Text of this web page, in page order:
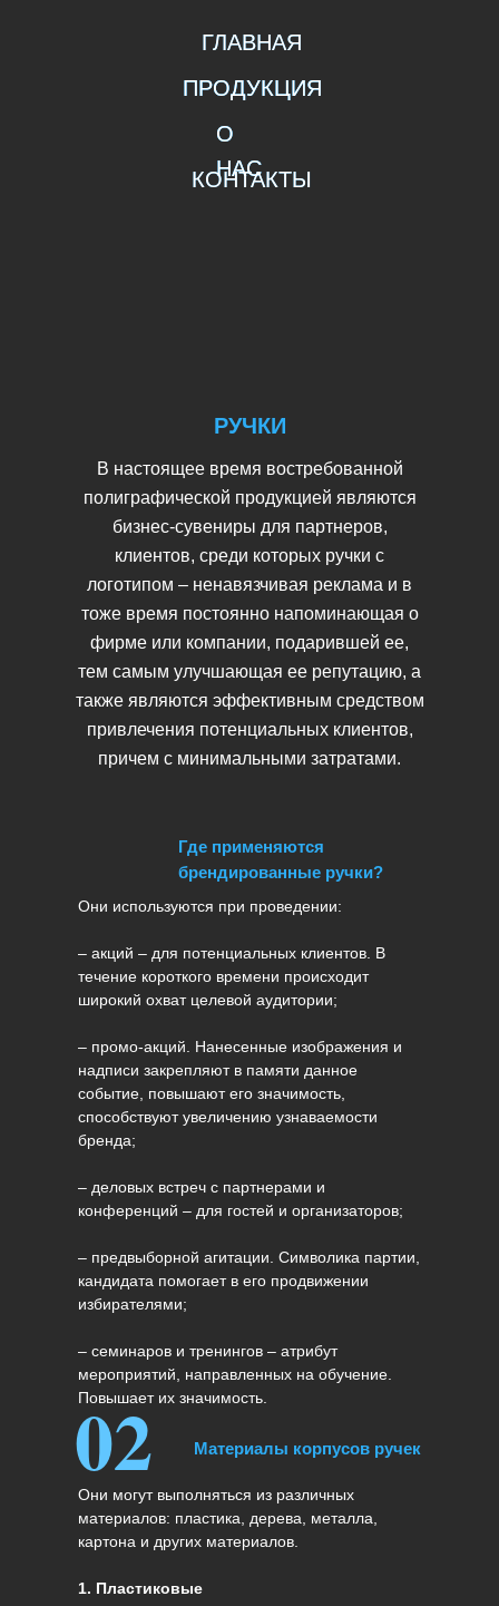
РУЧКИ
В настоящее время востребованной
полиграфической продукцией являются
бизнес-сувениры для партнеров,
клиентов, среди которых ручки с
логотипом – ненавязчивая реклама и в
тоже время постоянно напоминающая о
фирме или компании, подарившей ее,
тем самым улучшающая ее репутацию, а
также являются эффективным средством
привлечения потенциальных клиентов,
причем с минимальными затратами.
ГЛАВНАЯ
О
НАС
ПРОДУКЦИЯ
КОНТАКТЫ
ГЛАВНАЯ
ПРОДУКЦИЯ
О
НАС
КОНТАКТЫ
ПРОДУКЦИЯ
О
НАС
Они используются при проведении:
– акций – для потенциальных клиентов. В
течение короткого времени происходит
широкий охват целевой аудитории;
– промо-акций. Нанесенные изображения и
надписи закрепляют в памяти данное
событие, повышают его значимость,
способствуют увеличению узнаваемости
бренда;
– деловых встреч с партнерами и
конференций – для гостей и организаторов;
– предвыборной агитации. Символика партии,
кандидата помогает в его продвижении
избирателями;
– семинаров и тренингов – атрибут
мероприятий, направленных на обучение.
Повышает их значимость.
Они могут выполняться из различных
материалов: пластика, дерева, металла,
картона и других материалов.
1. Пластиковые
Где применяются
брендированные ручки?
Материалы корпусов ручек
02